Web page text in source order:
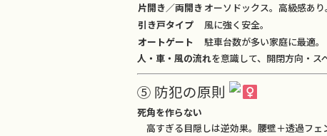
片開き／両開き オーソドックス。高級感あり。
引き戸タイプ
風に強く安全。
オートゲート
駐車台数が多い家庭に最適。
人・車・風の流れを意識して、開閉方向・ス
⑤ 防犯の原則
死角を作らない
高すぎる目隠しは逆効果。腰壁＋透過フェ